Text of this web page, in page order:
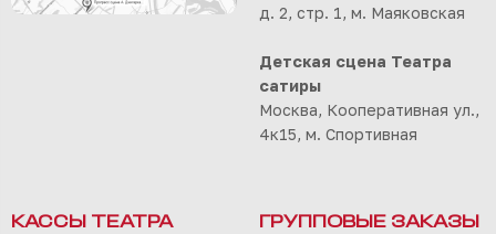
д. 2, стр. 1, м. Маяковская
Детская сцена Театра
сатиры
Москва, Кооперативная ул.,
4к15, м. Спортивная
КАССЫ ТЕАТРА
ГРУППОВЫЕ ЗАКАЗЫ